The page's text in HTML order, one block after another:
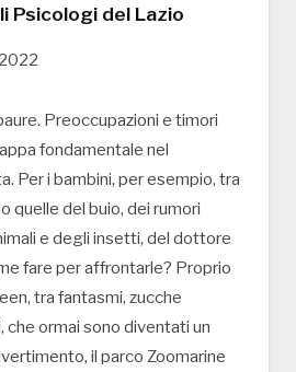
Psicologi del Lazio
Preoccupazioni e timori
fondamentale nel
Per i bambini, per esempio, tra
quelle del buio, dei rumori
e degli insetti, del dottore
fare per affrontarle? Proprio
tra fantasmi, zucche
che ormai sono diventati un
il parco Zoomarine